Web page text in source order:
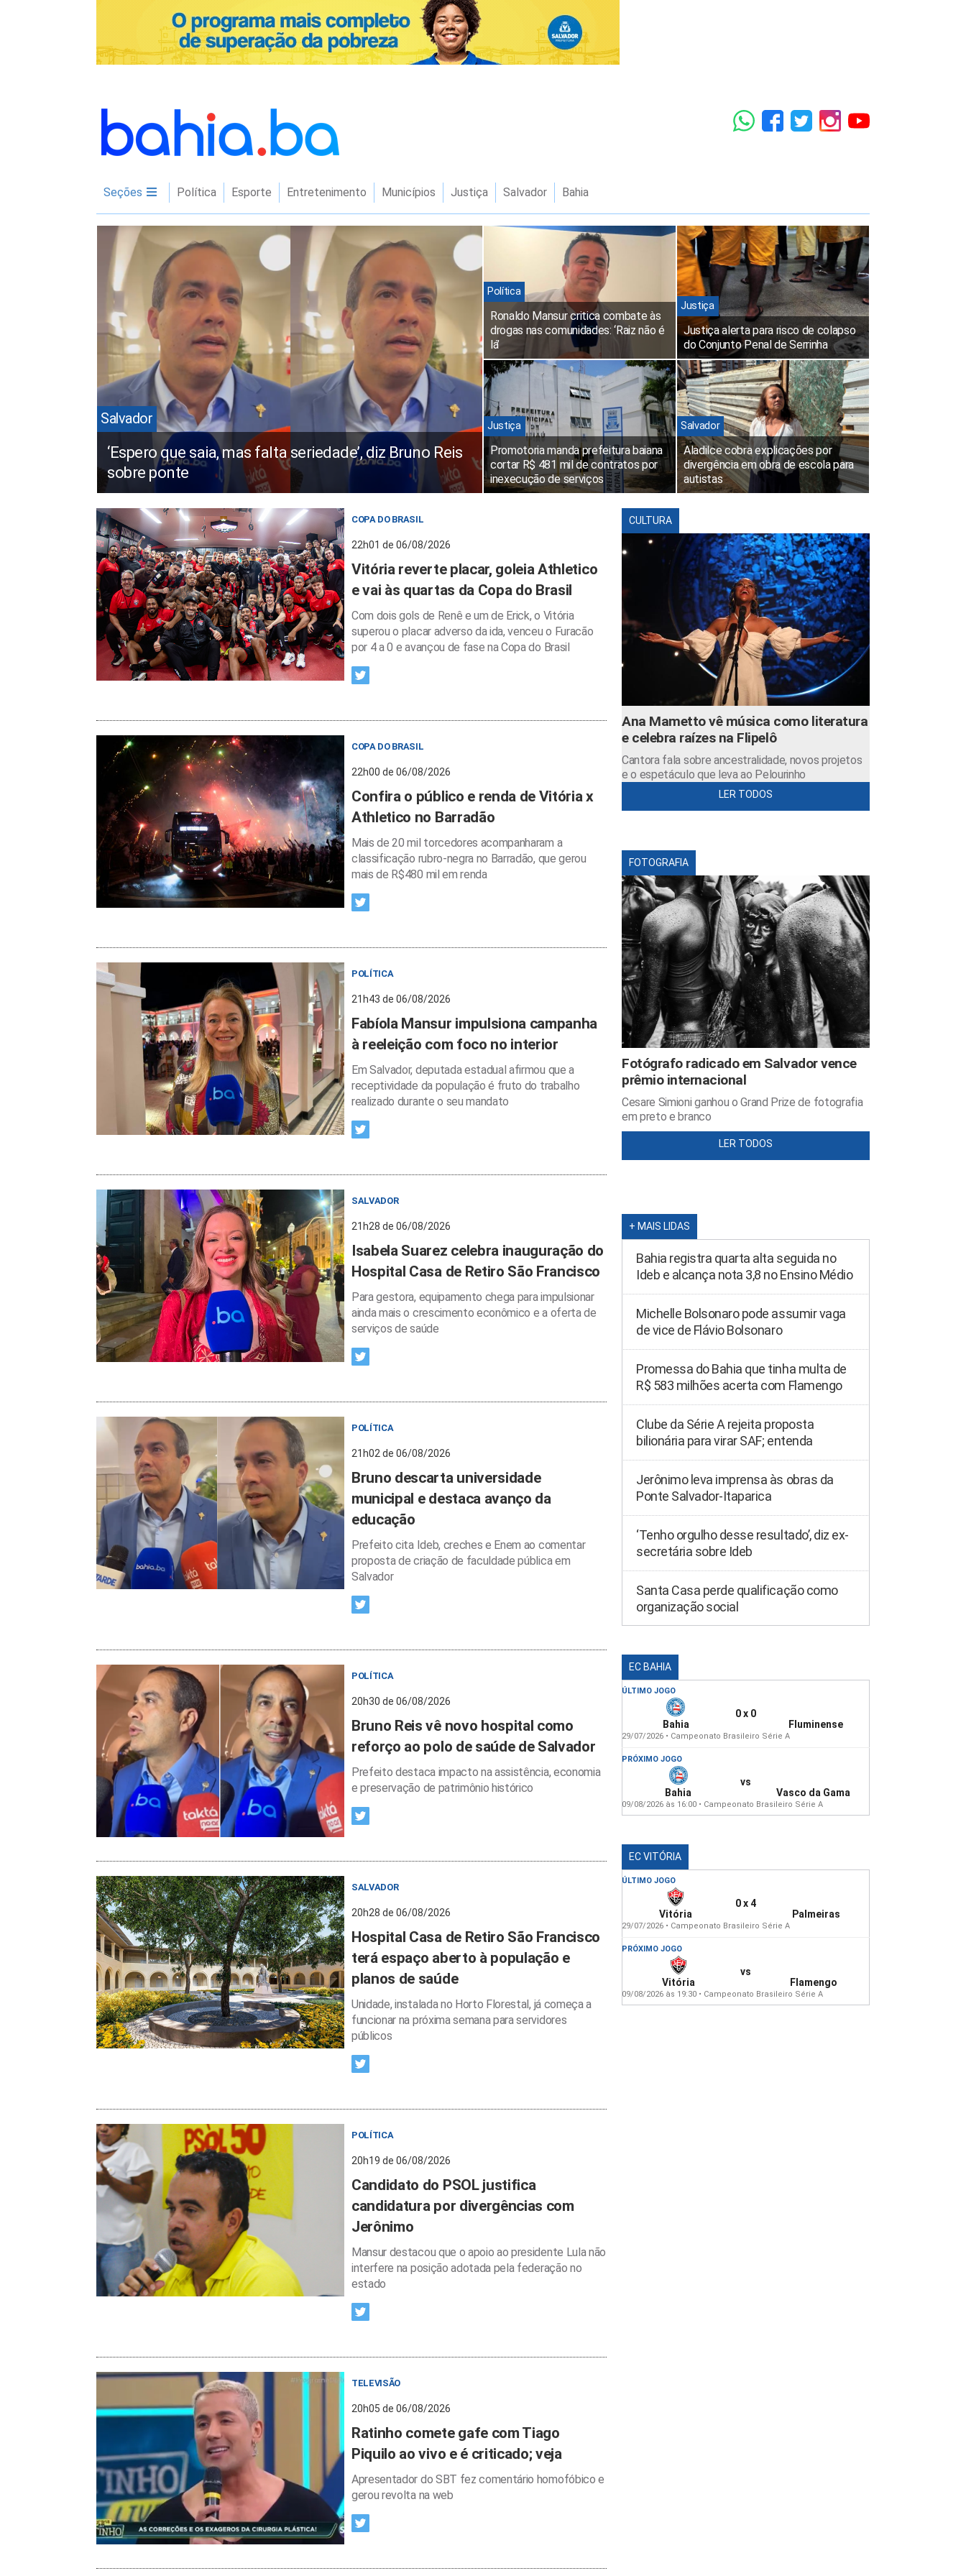
Seções Política Esporte Entretenimento Municípios Justiça Salvador Bahia
Salvador
‘Espero que saia, mas falta seriedade’, diz Bruno Reis
sobre ponte
Política
Ronaldo Mansur critica combate às
drogas nas comunidades: ‘Raiz não é
lá’
Justiça
Promotoria manda prefeitura baiana
cortar R$ 481 mil de contratos por
inexecução de serviços
Justiça
Justiça alerta para risco de colapso
do Conjunto Penal de Serrinha
Salvador
Aladilce cobra explicações por
divergência em obra de escola para
autistas
CULTURA
Ana Mametto vê música como literatura
e celebra raízes na Flipelô
Cantora fala sobre ancestralidade, novos projetos
e o espetáculo que leva ao Pelourinho
LER TODOS
FOTOGRAFIA
Fotógrafo radicado em Salvador vence
prêmio internacional
Cesare Simioni ganhou o Grand Prize de fotografia
em preto e branco
LER TODOS
COPA DO BRASIL
22h01 de 06/08/2026
Vitória reverte placar, goleia Athletico
e vai às quartas da Copa do Brasil
Com dois gols de Renê e um de Erick, o Vitória
superou o placar adverso da ida, venceu o Furacão
por 4 a 0 e avançou de fase na Copa do Brasil
COPA DO BRASIL
22h00 de 06/08/2026
Confira o público e renda de Vitória x
Athletico no Barradão
Mais de 20 mil torcedores acompanharam a
classificação rubro-negra no Barradão, que gerou
mais de R$480 mil em renda
POLÍTICA
21h43 de 06/08/2026
Fabíola Mansur impulsiona campanha
à reeleição com foco no interior
Em Salvador, deputada estadual afirmou que a
receptividade da população é fruto do trabalho
realizado durante o seu mandato
SALVADOR
21h28 de 06/08/2026
Isabela Suarez celebra inauguração do
Hospital Casa de Retiro São Francisco
Para gestora, equipamento chega para impulsionar
ainda mais o crescimento econômico e a oferta de
serviços de saúde
POLÍTICA
21h02 de 06/08/2026
Bruno descarta universidade
municipal e destaca avanço da
educação
Prefeito cita Ideb, creches e Enem ao comentar
proposta de criação de faculdade pública em
Salvador
POLÍTICA
20h30 de 06/08/2026
Bruno Reis vê novo hospital como
reforço ao polo de saúde de Salvador
Prefeito destaca impacto na assistência, economia
e preservação de patrimônio histórico
SALVADOR
20h28 de 06/08/2026
Hospital Casa de Retiro São Francisco
terá espaço aberto à população e
planos de saúde
Unidade, instalada no Horto Florestal, já começa a
funcionar na próxima semana para servidores
públicos
POLÍTICA
20h19 de 06/08/2026
Candidato do PSOL justifica
candidatura por divergências com
Jerônimo
Mansur destacou que o apoio ao presidente Lula não
interfere na posição adotada pela federação no
estado
TELEVISÃO
20h05 de 06/08/2026
Ratinho comete gafe com Tiago
Piquilo ao vivo e é criticado; veja
Apresentador do SBT fez comentário homofóbico e
gerou revolta na web
+ MAIS LIDAS
Bahia registra quarta alta seguida no
Ideb e alcança nota 3,8 no Ensino Médio
Michelle Bolsonaro pode assumir vaga
de vice de Flávio Bolsonaro
Promessa do Bahia que tinha multa de
R$ 583 milhões acerta com Flamengo
Clube da Série A rejeita proposta
bilionária para virar SAF; entenda
Jerônimo leva imprensa às obras da
Ponte Salvador-Itaparica
‘Tenho orgulho desse resultado’, diz ex-
secretária sobre Ideb
Santa Casa perde qualificação como
organização social
EC BAHIA
ÚLTIMO JOGO
Bahia
0 x 0
Fluminense
29/07/2026 • Campeonato Brasileiro Série A
PRÓXIMO JOGO
Bahia
vs
Vasco da Gama
09/08/2026 às 16:00 • Campeonato Brasileiro Série A
EC VITÓRIA
ÚLTIMO JOGO
Vitória
0 x 4
Palmeiras
29/07/2026 • Campeonato Brasileiro Série A
PRÓXIMO JOGO
Vitória
vs
Flamengo
09/08/2026 às 19:30 • Campeonato Brasileiro Série A